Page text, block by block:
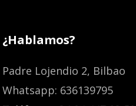
¿Hablamos?
Padre Lojendio 2, Bilbao
Whatsapp: 636139795